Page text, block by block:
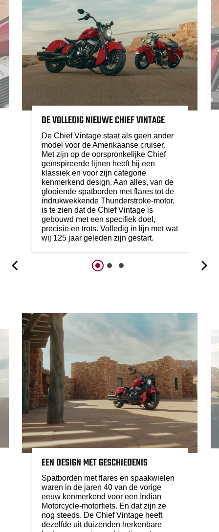
DE VOLLEDIG NIEUWE CHIEF VINTAGE
De Chief Vintage staat als geen ander
model voor de Amerikaanse cruiser.
Met zijn op de oorspronkelijke Chief
geïnspireerde lijnen heeft hij een
klassiek en voor zijn categorie
kenmerkend design. Aan alles, van de
glooiende spatborden met flares tot de
indrukwekkende Thunderstroke-motor,
is te zien dat de Chief Vintage is
gebouwd met een specifiek doel,
precisie en trots. Volledig in lijn met wat
wij 125 jaar geleden zijn gestart.
EEN DESIGN MET GESCHIEDENIS
Spatborden met flares en spaakwielen
waren in de jaren 40 van de vorige
eeuw kenmerkend voor een Indian
Motorcycle-motorfiets. En dat zijn ze
nog steeds. De Chief Vintage heeft
dezelfde uit duizenden herkenbare